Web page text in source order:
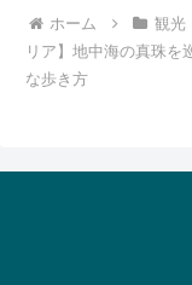
ホーム 観光
リア】地中海の真珠を
な歩き方